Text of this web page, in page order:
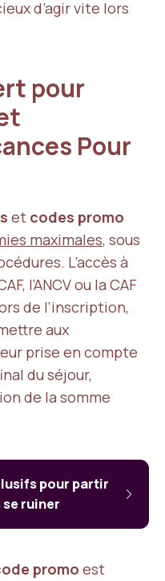
d’agir vite lors
pour
Pour
et codes promo
maximales, sous
L’accès à
l’ANCV ou la CAF
de l’inscription,
aux
prise en compte
du séjour,
de la somme
pour partir
se ruiner
promo est